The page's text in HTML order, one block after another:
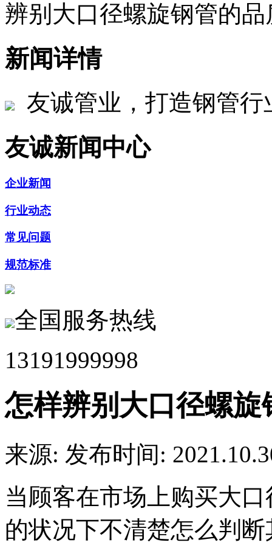
辨别大口径螺旋钢管的
新闻详情
友诚管业，打造钢管
友诚新闻中心
企业新闻
行业动态
常见问题
规范标准
全国服务热线
13191999998
怎样辨别大口径螺旋
来源: 发布时间:
当顾客在市场上购买大
的状况下不清楚怎么判